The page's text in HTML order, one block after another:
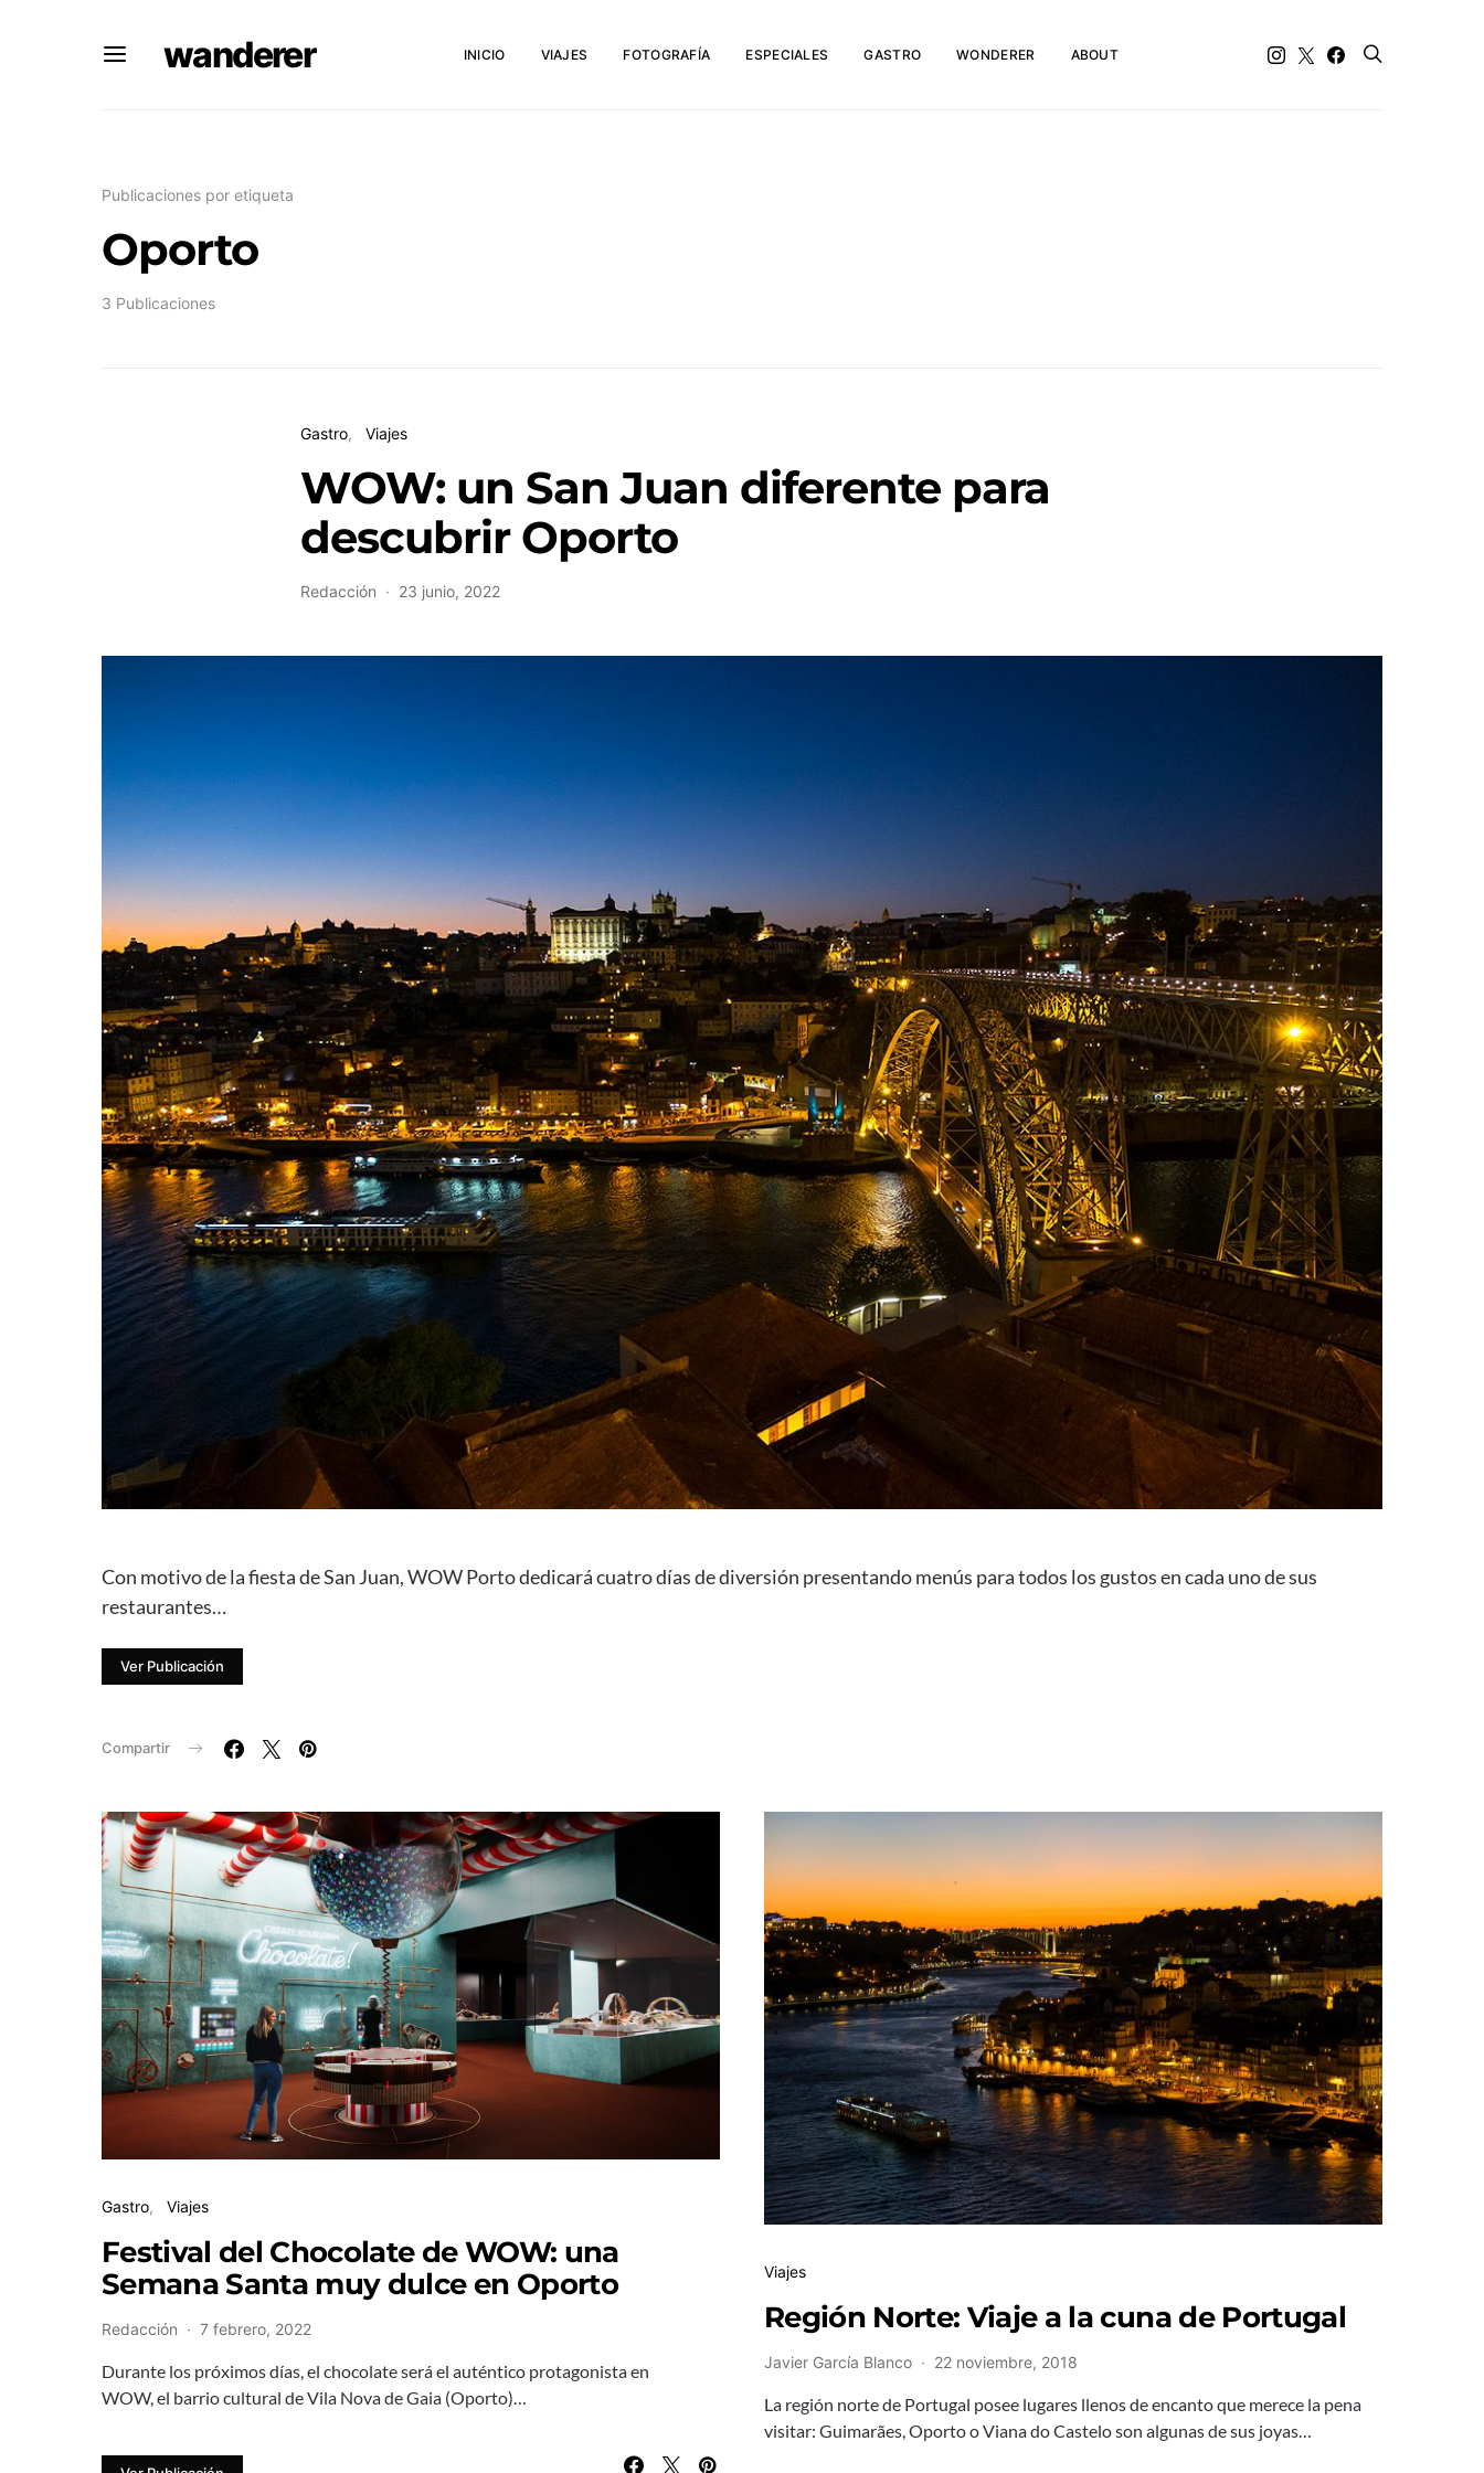
wanderer INICIO VIAJES FOTOGRAFÍA ESPECIALES GASTRO WONDERER ABOUT
Publicaciones por etiqueta
Oporto
3 Publicaciones
Gastro Viajes
WOW: un San Juan diferente para
descubrir Oporto
Redacción 23 junio, 2022
Con motivo de la fiesta de San Juan, WOW Porto dedicará cuatro días de diversión presentando menús para todos los gustos en cada uno de sus
restaurantes…
Ver Publicación
Compartir
Gastro Viajes
Festival del Chocolate de WOW: una
Semana Santa muy dulce en Oporto
Redacción 7 febrero, 2022
Durante los próximos días, el chocolate será el auténtico protagonista en
WOW, el barrio cultural de Vila Nova de Gaia (Oporto)…
Viajes
Región Norte: Viaje a la cuna de Portugal
Javier García Blanco 22 noviembre, 2018
La región norte de Portugal posee lugares llenos de encanto que merece la pena
visitar: Guimarães, Oporto o Viana do Castelo son algunas de sus joyas…